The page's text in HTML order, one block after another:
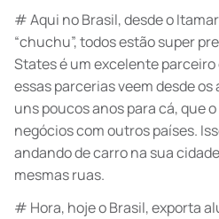
# Aqui no Brasil, desde o
“chuchu”, todos estão super
States é um excelente
essas parcerias veem desde os
uns poucos anos para cá, que
negócios com outros países.
andando de carro na sua
mesmas ruas.
# Hora, hoje o Brasil, exporta